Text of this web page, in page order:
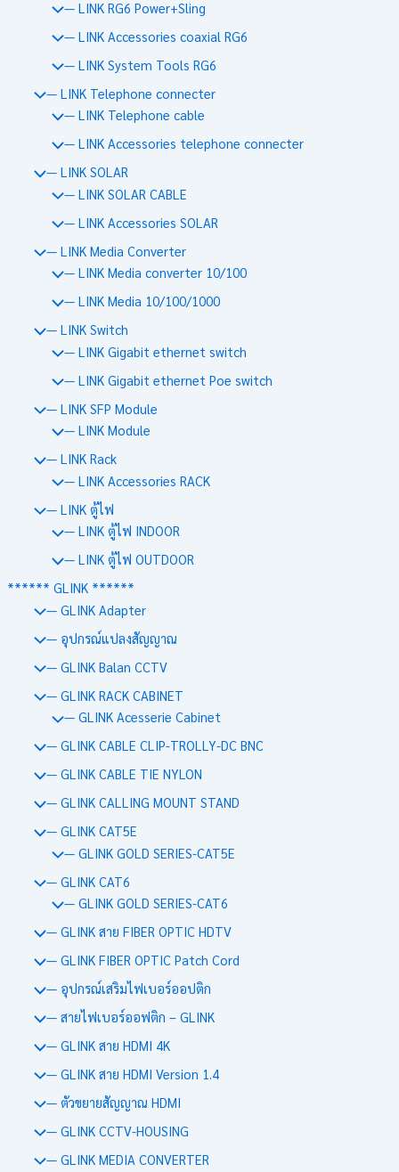
— LINK RG6 Power+Sling
— LINK Accessories coaxial RG6
— LINK System Tools RG6
— LINK Telephone connecter
— LINK Telephone cable
— LINK Accessories telephone connecter
— LINK SOLAR
— LINK SOLAR CABLE
— LINK Accessories SOLAR
— LINK Media Converter
— LINK Media converter 10/100
— LINK Media 10/100/1000
— LINK Switch
— LINK Gigabit ethernet switch
— LINK Gigabit ethernet Poe switch
— LINK SFP Module
— LINK Module
— LINK Rack
— LINK Accessories RACK
— LINK ตู้ไฟ
— LINK ตู้ไฟ INDOOR
— LINK ตู้ไฟ OUTDOOR
****** GLINK ******
— GLINK Adapter
— อุปกรณ์แปลงสัญญาณ
— GLINK Balan CCTV
— GLINK RACK CABINET
— GLINK Acesserie Cabinet
— GLINK CABLE CLIP-TROLLY-DC BNC
— GLINK CABLE TIE NYLON
— GLINK CALLING MOUNT STAND
— GLINK CAT5E
— GLINK GOLD SERIES-CAT5E
— GLINK CAT6
— GLINK GOLD SERIES-CAT6
— GLINK สาย FIBER OPTIC HDTV
— GLINK FIBER OPTIC Patch Cord
— อุปกรณ์เสริมไฟเบอร์ออปติก
— สายไฟเบอร์ออฟติก – GLINK
— GLINK สาย HDMI 4K
— GLINK สาย HDMI Version 1.4
— ตัวขยายสัญญาณ HDMI
— GLINK CCTV-HOUSING
— GLINK MEDIA CONVERTER